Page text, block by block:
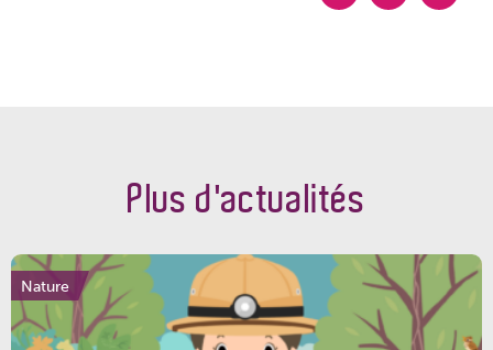
Plus d'actualités
Nature